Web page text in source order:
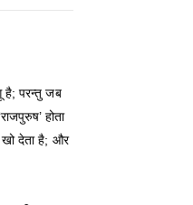
है; परन्तु जब
होता
खो देता है; और